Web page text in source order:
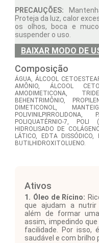
PRECAUÇÕES:
Proteja da luz, calor
os olhos, boca e
suspender o uso.
BAIXAR MODO DE
Composição
ÁGUA, ÁLCOOL
AMÔNIO, ÁLCOOL
AMODIMETICONA,
BEHENTRIMÔNIO,
DIMETICONOL,
POLIQUATÉRNIO-7,
HIDROLISADO DE
LÁTICO, EDTA DISSÓDICO,
BUTILHIDROXITOLUENO.
Ativos
1. Óleo de Rícino:
que ajudam a nutrir
além de formar
assim, impedindo
facilidade. Por isso,
saudável e com brilho